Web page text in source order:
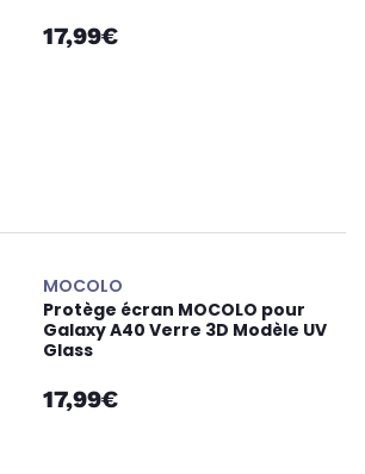
17,99€
MOCOLO
Protège écran MOCOLO pour
Galaxy A40 Verre 3D Modèle UV
Glass
17,99€